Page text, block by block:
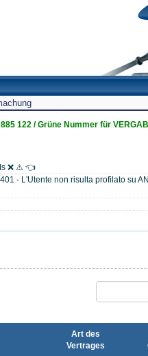
122 / Grüne Nummer für
❌ ⚠ 👈
- L'Utente non risulta profilato su
Art des
Vertrages